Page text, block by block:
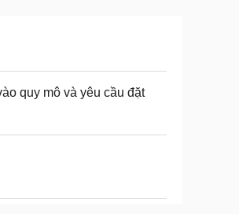
quy mô và yêu cầu đặt